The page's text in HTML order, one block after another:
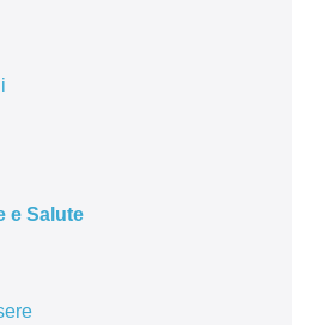
e Salute